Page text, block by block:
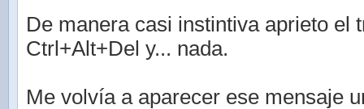
De manera casi instintiva aprieto el
Ctrl+Alt+Del y... nada.
Me volvía a aparecer ese mensaje